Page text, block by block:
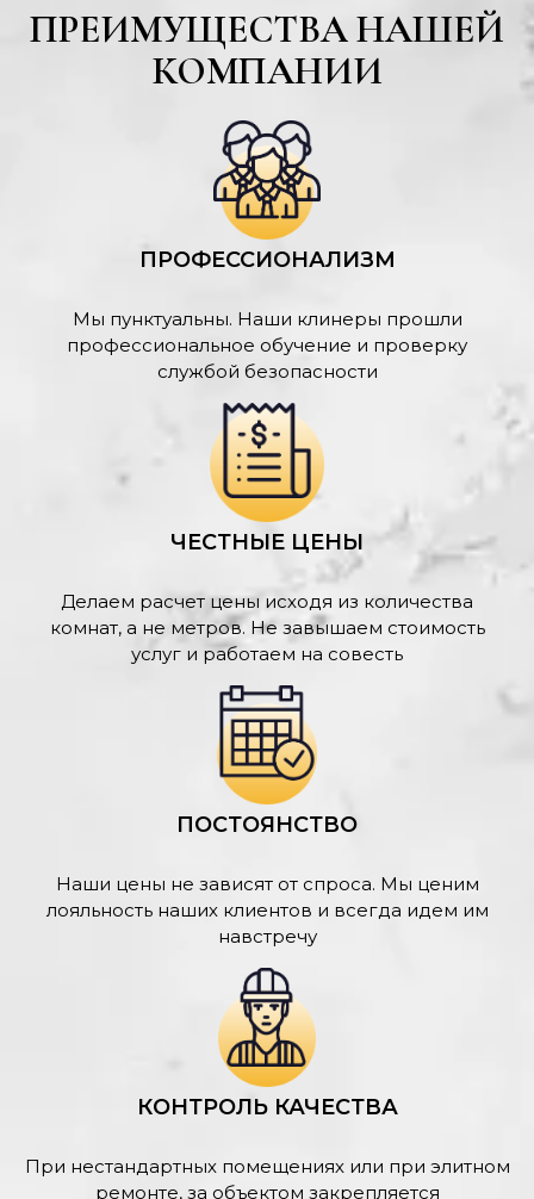
ПРЕИМУЩЕСТВА НАШЕЙ
КОМПАНИИ
ПРОФЕССИОНАЛИЗМ
Мы пунктуальны. Наши клинеры прошли
профессиональное обучение и проверку
службой безопасности
ЧЕСТНЫЕ ЦЕНЫ
Делаем расчет цены исходя из количества
комнат, а не метров. Не завышаем стоимость
услуг и работаем на совесть
ПОСТОЯНСТВО
Наши цены не зависят от спроса. Мы ценим
лояльность наших клиентов и всегда идем им
навстречу
КОНТРОЛЬ КАЧЕСТВА
При нестандартных помещениях или при элитном
ремонте, за объектом закрепляется